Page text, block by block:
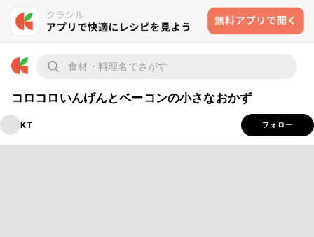
コロコロいんげんとベーコンの小さなおかず
KT フォロー